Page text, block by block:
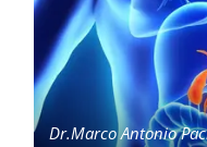
Dr.Marco Antonio